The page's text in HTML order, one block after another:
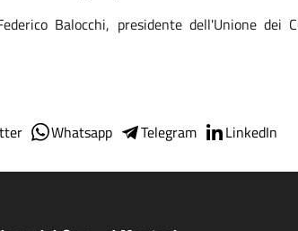
Balocchi, presidente dell'Unione dei
Whatsapp Telegram LinkedIn